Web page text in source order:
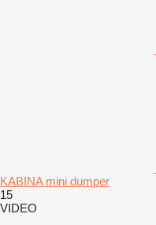
KABINA mini dumper
15
VIDEO